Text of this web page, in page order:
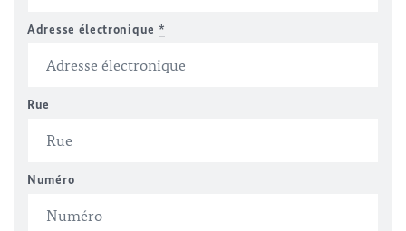
Adresse électronique *
Rue
Numéro